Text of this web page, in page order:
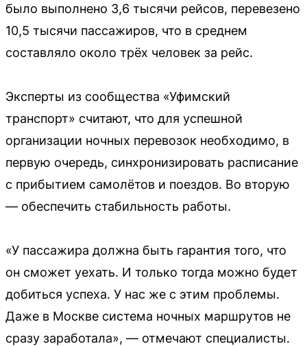
было выполнено 3,6 тысячи рейсов, перевезено
10,5 тысячи пассажиров, что в среднем
составляло около трёх человек за рейс.
Эксперты из сообщества «Уфимский
транспорт» считают, что для успешной
организации ночных перевозок необходимо, в
первую очередь, синхронизировать расписание
с прибытием самолётов и поездов. Во вторую
— обеспечить стабильность работы.
«У пассажира должна быть гарантия того, что
он сможет уехать. И только тогда можно будет
добиться успеха. У нас же с этим проблемы.
Даже в Москве система ночных маршрутов не
сразу заработала», — отмечают специалисты.